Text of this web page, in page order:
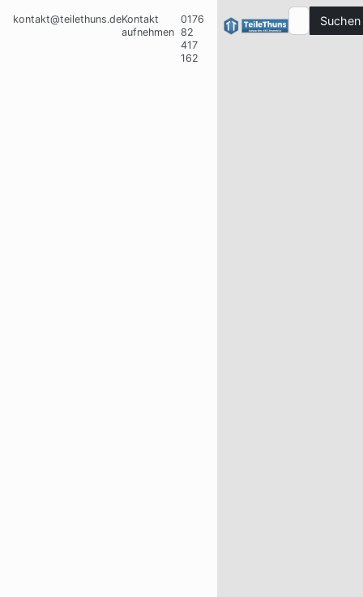
kontakt@teilethuns.deKontakt
aufnehmen
0176
82
417
162
Suchen